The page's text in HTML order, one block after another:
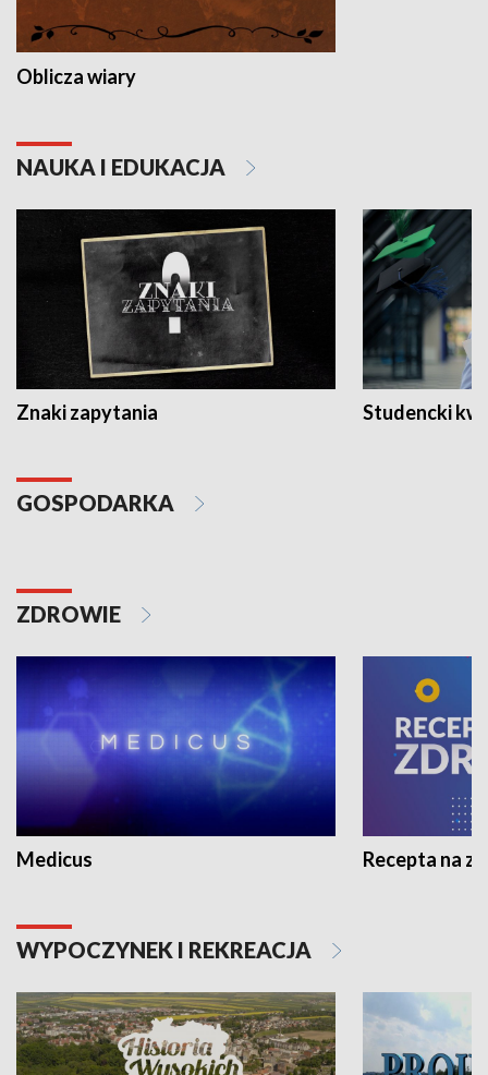
Oblicza wiary
NAUKA I EDUKACJA
Znaki zapytania Studencki
GOSPODARKA
ZDROWIE
Medicus Recepta na
WYPOCZYNEK I REKREACJA